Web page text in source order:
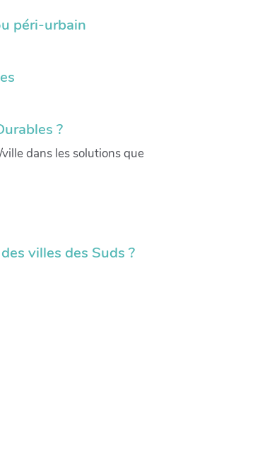
péri-urbain
?
dans les solutions que
villes des Suds ?